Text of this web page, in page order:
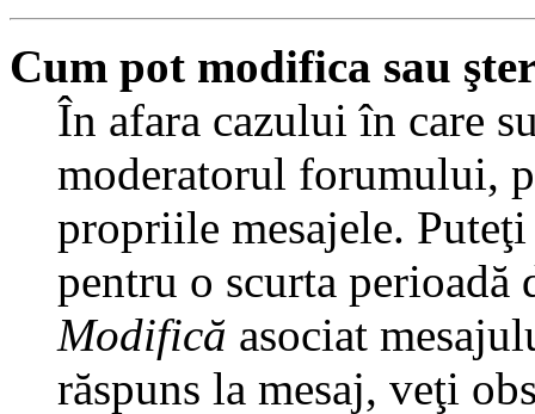
Cum pot modifica sau
În afara cazului în care
moderatorul forumului,
propriile mesajele.
pentru o scurta perioadă
Modifică asociat
răspuns la mesaj, veţi